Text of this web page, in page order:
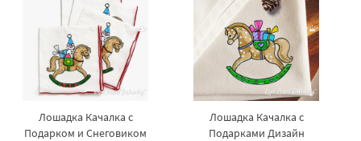
Лошадка Качалка с
Подарком и Снеговиком
Лошадка Качалка с
Подарками Дизайн